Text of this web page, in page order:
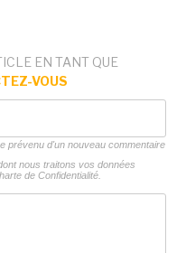
EN TANT QUE
VOUS
prévenu d'un nouveau commentaire
nous traitons vos données
de Confidentialité.